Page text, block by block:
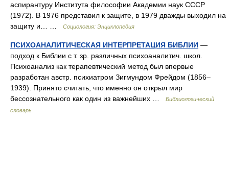
аспирантуру Института философии Академии наук СССР
(1972). В 1976 представил к защите, в 1979 дважды выходил на
защиту и… …
Социология: Энциклопедия
ПСИХОАНАЛИТИЧЕСКАЯ ИНТЕРПРЕТАЦИЯ БИБЛИИ —
подход к Библии с т. зр. различных психоаналитич. школ.
Психоанализ как терапевтический метод был впервые
разработан австр. психиатром Зигмундом Фрейдом (1856–
1939). Принято считать, что именно он открыл мир
бессознательного как один из важнейших …
Библиологический
словарь